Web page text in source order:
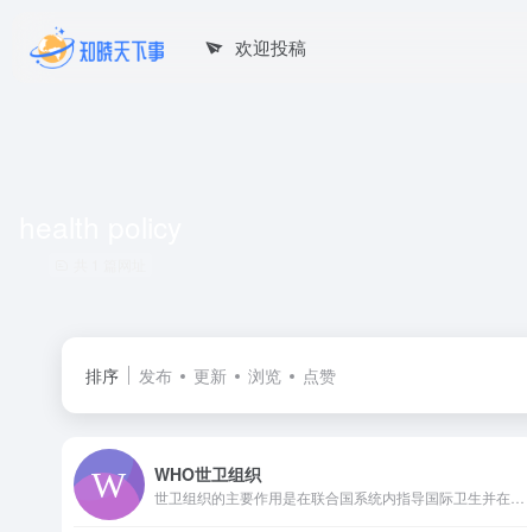
欢迎投稿
排序 发布 更新 浏览 点赞
WHO世卫组织